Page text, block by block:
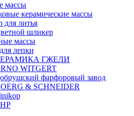
массы
керамические массы
литья
шликер
массы
лепки
ГЖЕЛИ
WITGERT
фарфоровый завод
& SCHNEIDER